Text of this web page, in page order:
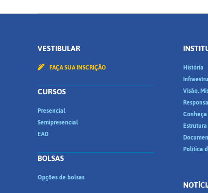
VESTIBULAR
FAÇA SUA INSCRIÇÃO
CURSOS
Presencial
Semipresencial
EAD
BOLSAS
Opções de bolsas
História
Visão,
Política